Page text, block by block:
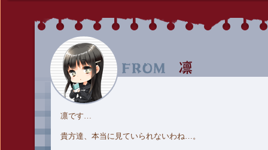
凛です…
貴方達、本当に見ていられないわね…。